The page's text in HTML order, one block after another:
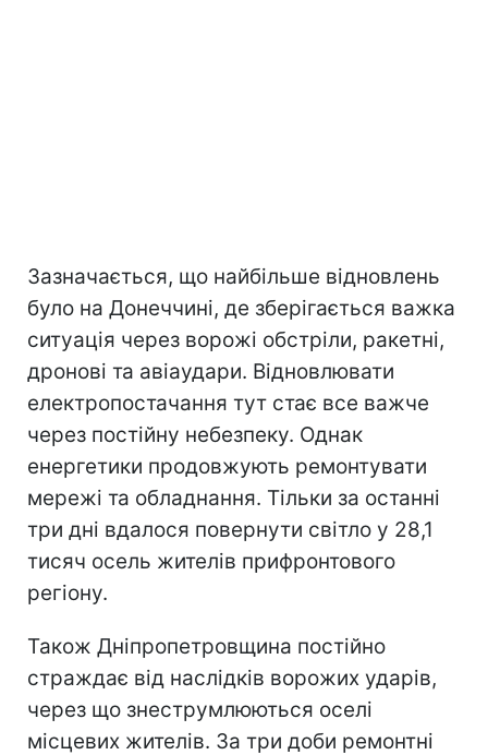
Зазначається, що найбільше відновлень
було на Донеччині, де зберігається важка
ситуація через ворожі обстріли, ракетні,
дронові та авіаудари. Відновлювати
електропостачання тут стає все важче
через постійну небезпеку. Однак
енергетики продовжують ремонтувати
мережі та обладнання. Тільки за останні
три дні вдалося повернути світло у 28,1
тисяч осель жителів прифронтового
регіону.
Також Дніпропетровщина постійно
страждає від наслідків ворожих ударів,
через що знеструмлюються оселі
місцевих жителів. За три доби ремонтні